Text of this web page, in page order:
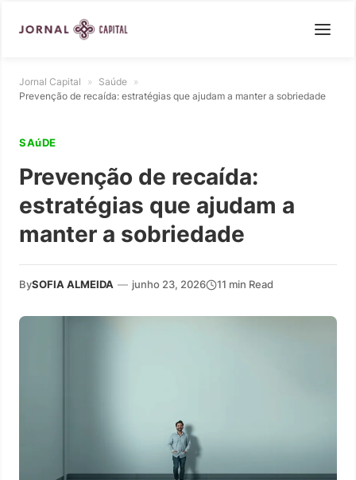
Jornal Capital » Saúde »
Prevenção de recaída: estratégias que ajudam a manter a sobriedade
SAúDE
Prevenção de recaída:
estratégias que ajudam a
manter a sobriedade
BySOFIA ALMEIDA — junho 23, 2026 11 min Read